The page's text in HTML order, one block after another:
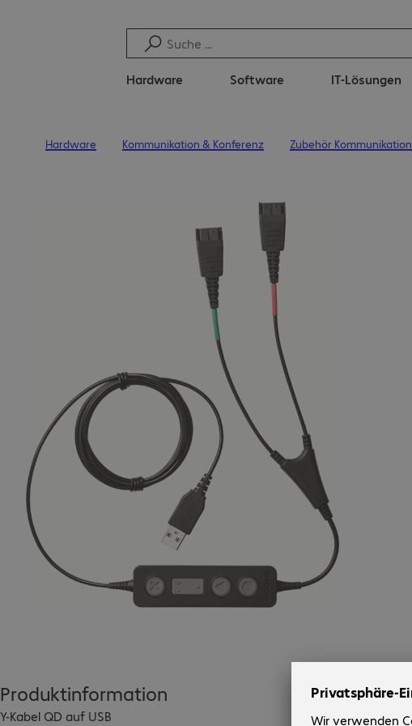
Hardware Software IT-Lösungen
Hardware Kommunikation & Konferenz Zubehör Kommunikation
Produktinformation
Y-Kabel QD auf USB